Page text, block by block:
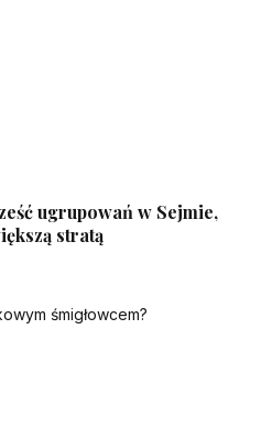
ugrupowań w Sejmie,
stratą